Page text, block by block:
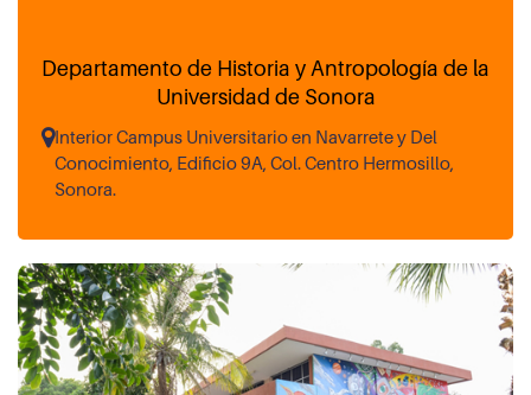
Departamento de Historia y Antropología de la
Universidad de Sonora
Interior Campus Universitario en Navarrete y Del
Conocimiento, Edificio 9A, Col. Centro Hermosillo,
Sonora.